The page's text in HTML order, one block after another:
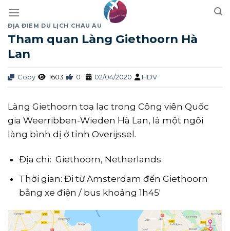
content
ĐỊA ĐIỂM DU LỊCH CHÂU ÂU
Tham quan Làng Giethoorn Hà
Lan
Copy 1603 0 02/04/2020 HDV
Làng Giethoorn toạ lạc trong Công viên Quốc
gia Weerribben-Wieden Hà Lan, là một ngôi
làng bình dị ở tỉnh Overijssel.
Địa chỉ: Giethoorn, Netherlands
Thời gian: Đi từ Amsterdam đến Giethoorn
bằng xe điện / bus khoảng 1h45′